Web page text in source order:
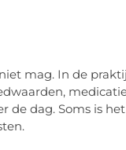
mag. In de
de dag. Soms is